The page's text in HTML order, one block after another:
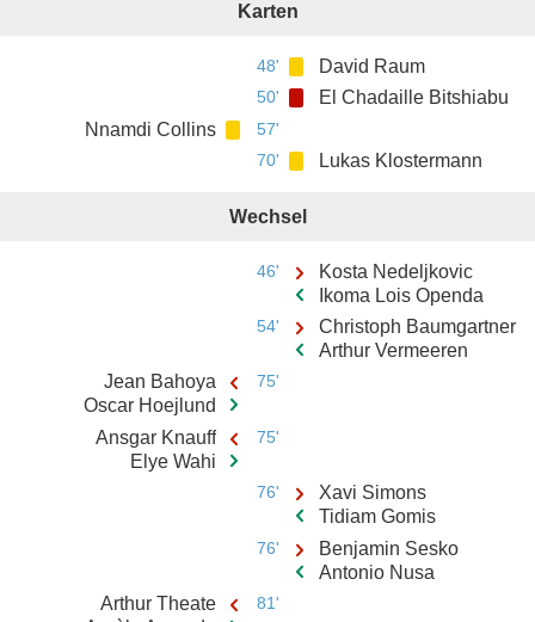
Karten
48' David Raum
50'
El Chadaille Bitshiabu
Nnamdi Collins
57'
70'
Lukas Klostermann
Wechsel
46'
Kosta Nedeljkovic
Ikoma Lois Openda
54'
Christoph Baumgartner
Arthur Vermeeren
Jean Bahoya
Oscar Hoejlund
75'
Ansgar Knauff
Elye Wahi
75'
76'
Xavi Simons
Tidiam Gomis
76'
Benjamin Sesko
Antonio Nusa
Arthur Theate
81'